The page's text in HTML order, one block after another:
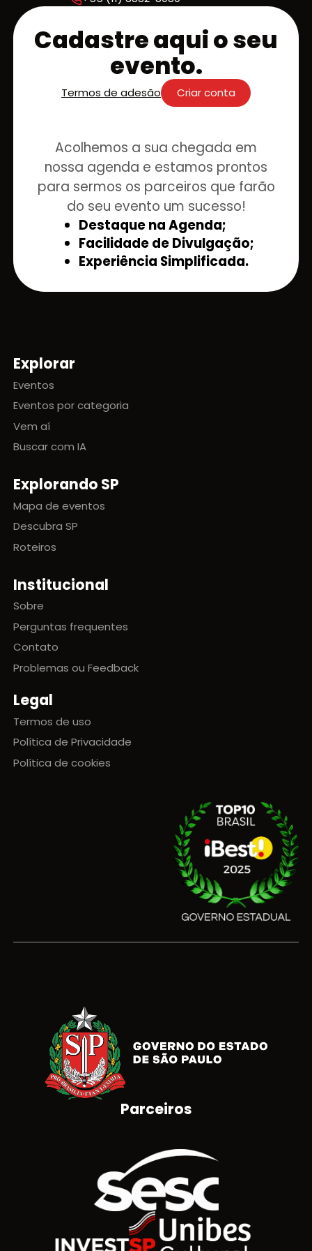
Cadastre aqui o seu
evento.
Termos de adesão Criar conta
Acolhemos a sua chegada em
nossa agenda e estamos prontos
para sermos os parceiros que farão
do seu evento um sucesso!
Destaque na Agenda;
Facilidade de Divulgação;
Experiência Simplificada.
Mapa do site
Explorar
Eventos
Eventos por categoria
Vem aí
Buscar com IA
Explorando SP
Mapa de eventos
Descubra SP
Roteiros
Institucional
Sobre
Perguntas frequentes
Contato
Problemas ou Feedback
Legal
Termos de uso
Política de Privacidade
Política de cookies
Brasão do Estado de São Paulo
Parceiros
Logotipo SESC